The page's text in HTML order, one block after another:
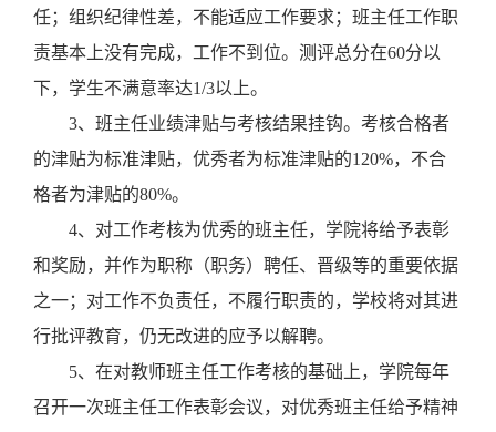
任；组织纪律性差，不能适应工作要求；班主任工作职
责基本上没有完成，工作不到位。测评总分在60分以
下，学生不满意率达1/3以上。
3、班主任业绩津贴与考核结果挂钩。考核合格者
的津贴为标准津贴，优秀者为标准津贴的120%，不合
格者为津贴的80%。
4、对工作考核为优秀的班主任，学院将给予表彰
和奖励，并作为职称（职务）聘任、晋级等的重要依据
之一；对工作不负责任，不履行职责的，学校将对其进
行批评教育，仍无改进的应予以解聘。
5、在对教师班主任工作考核的基础上，学院每年
召开一次班主任工作表彰会议，对优秀班主任给予精神